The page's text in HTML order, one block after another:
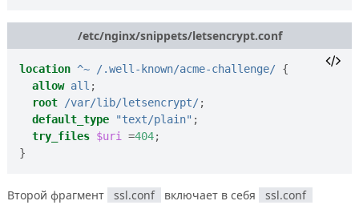
/etc/nginx/snippets/letsencrypt.conf
location ^~ /.well-known/acme-challenge/ {
allow all ;
root
/var/lib/letsencrypt/;
default_type
"text/plain" ;
try_files $uri =404;
}
Второй фрагмент ssl.conf включает в себя
ssl.conf